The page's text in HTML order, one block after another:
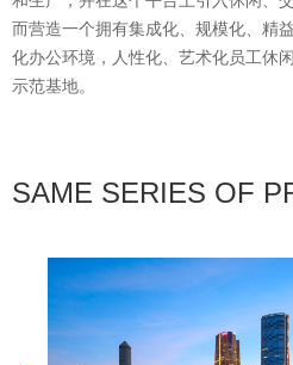
而营造一个拥有集成化、规模化、精
化办公环境，人性化、艺术化员工休
示范基地。
SAME SERIES OF